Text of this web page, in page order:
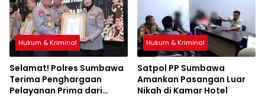
Hukum & Kriminal
Selamat! Polres Sumbawa
Terima Penghargaan
Pelayanan Prima dari
Hukum & Kriminal
Satpol PP Sumbawa
Amankan Pasangan Luar
Nikah di Kamar Hotel